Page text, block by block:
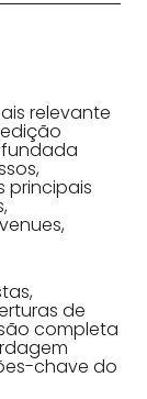
relevante
principais
de
completa
chave do